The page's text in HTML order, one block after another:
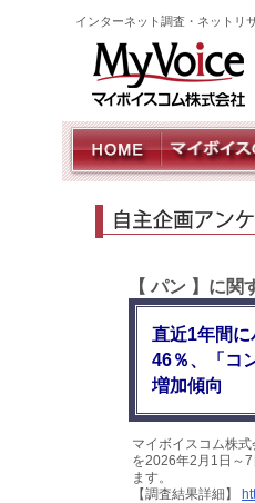
インターネット調査・ネットリ
【 パン 】に関
直近1年間
46％、「コ
増加傾向
マイボイスコム株
を2026年2月1日～
ます。
【調査結果詳細】